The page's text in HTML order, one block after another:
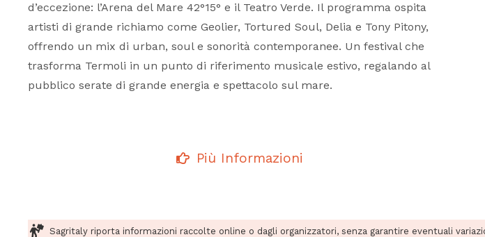
d’eccezione: l’Arena del Mare 42°15° e il Teatro Verde. Il programma ospita
artisti di grande richiamo come Geolier, Tortured Soul, Delia e Tony Pitony,
offrendo un mix di urban, soul e sonorità contemporanee. Un festival che
trasforma Termoli in un punto di riferimento musicale estivo, regalando al
pubblico serate di grande energia e spettacolo sul mare.
Più Informazioni
Sagritaly riporta informazioni raccolte online o dagli organizzatori, senza garantire eventuali